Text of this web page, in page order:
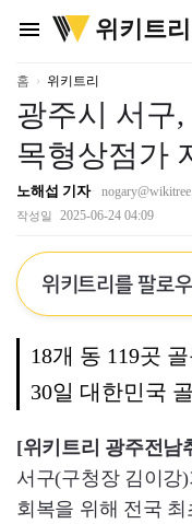
menu
위
키
리
위키트리
홈 위키트리
광주시 서구
목형상점가
노해섭 기자
작성일 2025-06-24 04:09
위키트리를 팔로
18개 동 119곳
30일 대한민국
[위키트리 광주전남
서구(구청장 김이강
회복을 위해 전국